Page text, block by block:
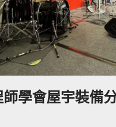
學會屋宇裝備